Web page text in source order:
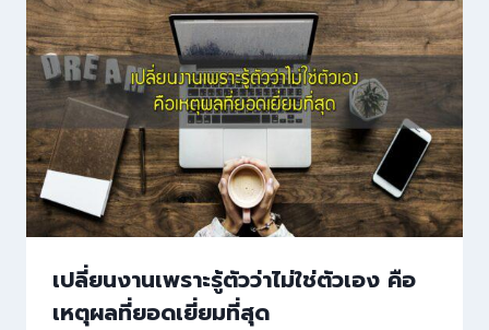
เปลี่ยนงานเพราะรู้ตัวว่าไม่ใช่ตัวเอง คือ
เหตุผลที่ยอดเยี่ยมที่สุด